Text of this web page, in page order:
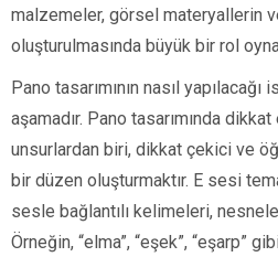
malzemeler, görsel materyallerin
oluşturulmasında büyük bir rol
Pano tasarımının nasıl
aşamadır. Pano tasarımında
unsurlardan biri, dikkat çekici ve
bir düzen oluşturmaktır. E sesi
sesle bağlantılı kelimeleri,
Örneğin, “elma”, “eşek”, “eşarp”